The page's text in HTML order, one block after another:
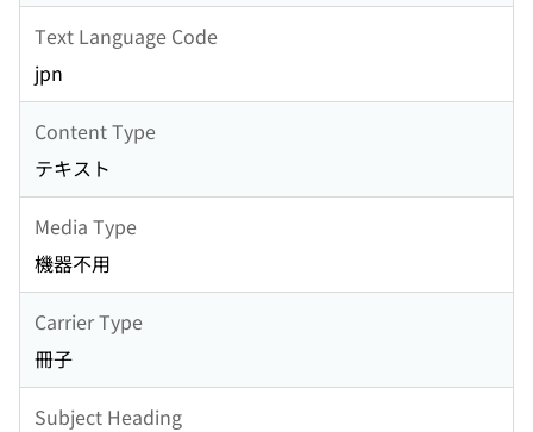
Text Language Code
jpn
Content Type
テキスト
Media Type
機器不用
Carrier Type
冊子
Subject Heading